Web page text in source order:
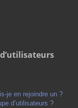
je en rejoindre un ?
d’utilisateurs ?